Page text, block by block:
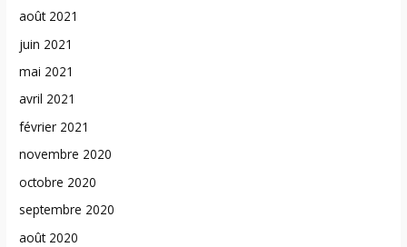
août 2021
juin 2021
mai 2021
avril 2021
février 2021
novembre 2020
octobre 2020
septembre 2020
août 2020